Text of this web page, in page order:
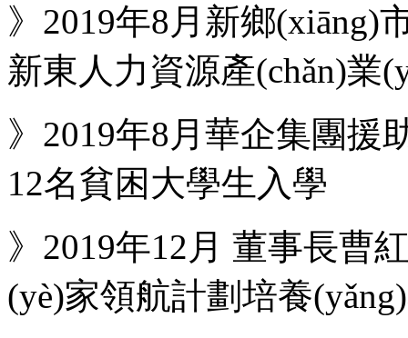
》2019年8月新鄉(xiāng)
新東人力資源產(chǎn)業
》2019年8月華企集團援助
12名貧困大學生入學
》2019年12月 董事長曹
(yè)家領航計劃培養